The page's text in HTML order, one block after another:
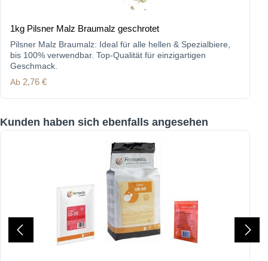
1kg Pilsner Malz Braumalz geschrotet
Pilsner Malz Braumalz: Ideal für alle hellen & Spezialbiere,
bis 100% verwendbar. Top-Qualität für einzigartigen
Geschmack.
Regulärer Preis:
Ab 2,76 €
Produktgalerie überspringen
Kunden haben sich ebenfalls angesehen